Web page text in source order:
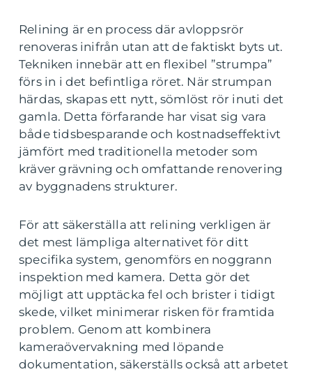
Relining är en process där avloppsrör
renoveras inifrån utan att de faktiskt byts ut.
Tekniken innebär att en flexibel ”strumpa”
förs in i det befintliga röret. När strumpan
härdas, skapas ett nytt, sömlöst rör inuti det
gamla. Detta förfarande har visat sig vara
både tidsbesparande och kostnadseffektivt
jämfört med traditionella metoder som
kräver grävning och omfattande renovering
av byggnadens strukturer.
För att säkerställa att relining verkligen är
det mest lämpliga alternativet för ditt
specifika system, genomförs en noggrann
inspektion med kamera. Detta gör det
möjligt att upptäcka fel och brister i tidigt
skede, vilket minimerar risken för framtida
problem. Genom att kombinera
kameraövervakning med löpande
dokumentation, säkerställs också att arbetet